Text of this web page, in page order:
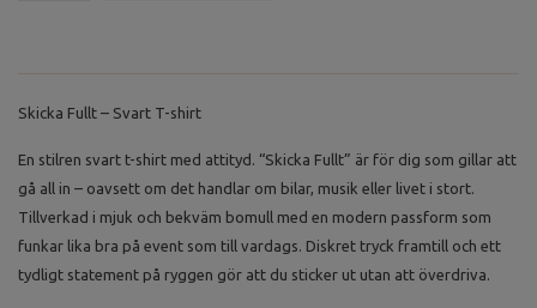
Skicka Fullt – Svart T-shirt
En stilren svart t-shirt med attityd. “Skicka Fullt” är för dig som gillar att
gå all in – oavsett om det handlar om bilar, musik eller livet i stort.
Tillverkad i mjuk och bekväm bomull med en modern passform som
funkar lika bra på event som till vardags. Diskret tryck framtill och ett
tydligt statement på ryggen gör att du sticker ut utan att överdriva.